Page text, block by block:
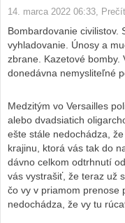
14. marca 2022 06:33 ,
Bombardovanie civilistov.
vyhladovanie. Únosy a
zbrane. Kazetové bomby.
donedávna nemysliteľné
Medzitým vo Versailles
alebo dvadsiatich
ešte stále nedochádza,
krajinu, ktorá vás tak do
dávno celkom odtrhnutí
vás vystrašiť, že teraz už
čo vy v priamom prenose
nedochádza, že vy tu